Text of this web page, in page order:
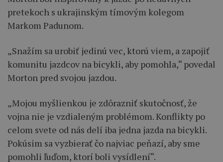
pretekoch s ukrajinským tímovým kolegom
Markom Padunom.
„Snažím sa urobiť jedinú vec, ktorú viem, a zapojiť
komunitu jazdcov na bicykli, aby pomohla,“ povedal
Morton pred svojou jazdou.
„Mojou myšlienkou je zdôrazniť skutočnosť, že
vojna nie je vzdialeným problémom. Konflikty po
celom svete od nás delí iba jedna jazda na bicykli.
Pokúsim sa vyzbierať čo najviac peňazí, aby sme
pomohli ľuďom, ktorí boli vysídlení“.